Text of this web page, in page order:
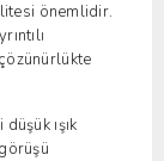
önemlidir.
ışık